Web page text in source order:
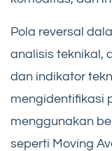
Pola reversal
analisis teknikal,
dan indikator
mengidentifikasi
menggunakan
seperti Moving